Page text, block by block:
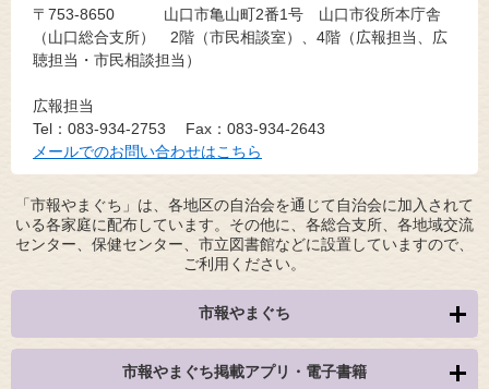
〒753-8650
山口市亀山町2番1号 山口市役所本庁舎
（山口総合支所） 2階（市民相談室）、4階（広報担当、広
聴担当・市民相談担当）
広報担当
Tel：083-934-2753
Fax：083-934-2643
メールでのお問い合わせはこちら
「市報やまぐち」は、各地区の自治会を通じて自治会に加入されて
いる各家庭に配布しています。その他に、各総合支所、各地域交流
センター、保健センター、市立図書館などに設置していますので、
ご利用ください。
市報やまぐち
市報やまぐち掲載アプリ・電子書籍